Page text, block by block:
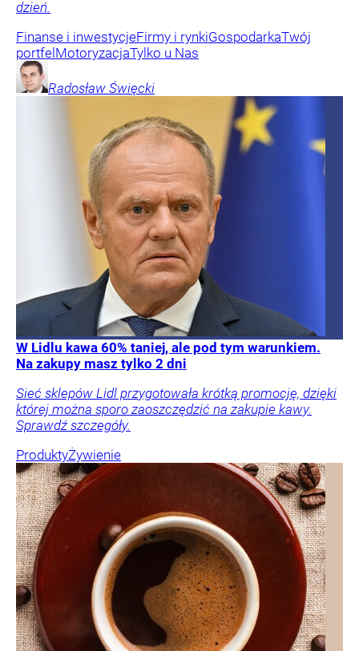
dzień.
Finanse i inwestycjeFirmy i rynkiGospodarkaTwój
portfelMotoryzacjaTylko u Nas
Radosław Święcki
W Lidlu kawa 60% taniej, ale pod tym warunkiem.
Na zakupy masz tylko 2 dni
Sieć sklepów Lidl przygotowała krótką promocję, dzięki
której można sporo zaoszczędzić na zakupie kawy.
Sprawdź szczegóły.
ProduktyŻywienie